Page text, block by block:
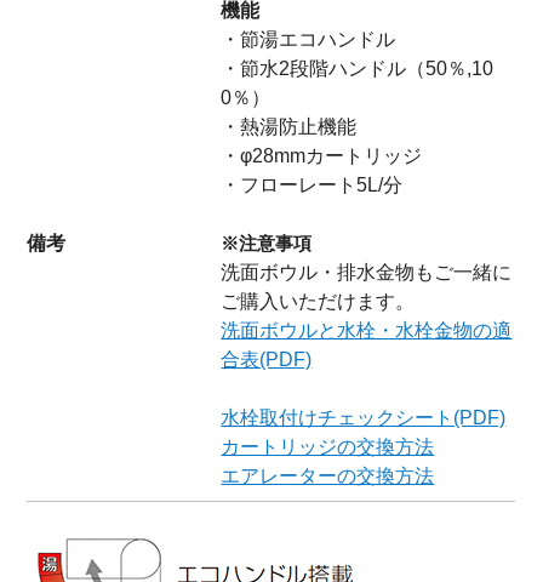
備考
機能
・節湯エコハンドル
・節水2段階ハンドル（50％,10
0％）
・熱湯防止機能
・φ28mmカートリッジ
・フローレート5L/分
※注意事項
洗面ボウル・排水金物もご一緒に
ご購入いただけます。
洗面ボウルと水栓・水栓金物の適
合表(PDF)
水栓取付けチェックシート(PDF)
カートリッジの交換方法
エアレーターの交換方法